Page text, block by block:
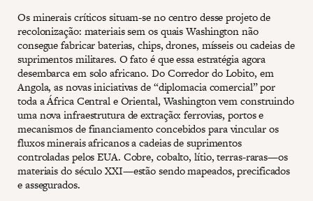
Os minerais críticos situam-se no centro desse projeto de
recolonização: materiais sem os quais Washington não
consegue fabricar baterias, chips, drones, mísseis ou cadeias de
suprimentos militares. O fato é que essa estratégia agora
desembarca em solo africano. Do Corredor do Lobito, em
Angola, as novas iniciativas de “diplomacia comercial” por
toda a África Central e Oriental, Washington vem construindo
uma nova infraestrutura de extração: ferrovias, portos e
mecanismos de financiamento concebidos para vincular os
fluxos minerais africanos a cadeias de suprimentos
controladas pelos EUA. Cobre, cobalto, lítio, terras-raras—os
materiais do século XXI—estão sendo mapeados, precificados
e assegurados.